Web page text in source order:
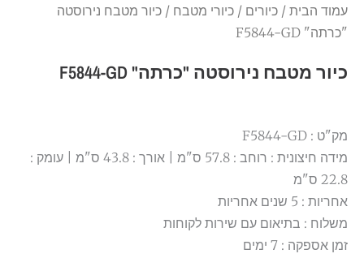
עמוד הבית / כיורים / כיורי מטבח / כיור מטבח נירוסטה
"כרתה" F5844-GD
כיור מטבח נירוסטה "כרתה" F5844-GD
מק"ט : F5844-GD
מידה חיצונית : רוחב : 57.8 ס"מ | אורך : 43.8 ס"מ | עומק :
22.8 ס"מ
אחריות : 5 שנים אחריות
משלוח : בתיאום עם שירות לקוחות
זמן אספקה : 7 ימים